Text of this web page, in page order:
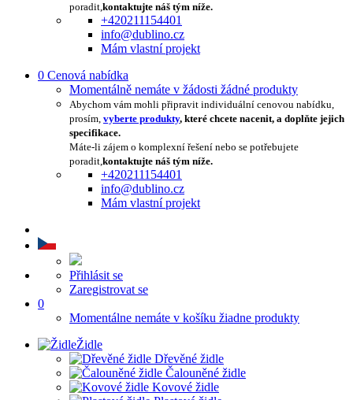
poradit,kontaktujte náš tým níže.
+420211154401
info@dublino.cz
Mám vlastní projekt
0 Cenová nabídka
Momentálně nemáte v žádosti žádné produkty
Abychom vám mohli připravit individuální cenovou nabídku,
prosím, vyberte produkty, které chcete nacenit, a doplňte jejich
specifikace.
Máte-li zájem o komplexní řešení nebo se potřebujete
poradit,kontaktujte náš tým níže.
+420211154401
info@dublino.cz
Mám vlastní projekt
Přihlásit se
Zaregistrovat se
0
Momentálne nemáte v košíku žiadne produkty
Židle
Dřevěné židle
Čalouněné židle
Kovové židle